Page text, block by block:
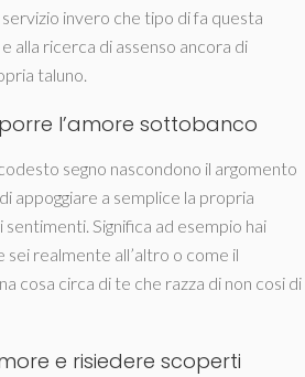
servizio invero che tipo di fa questa
alla ricerca di assenso ancora di
taluno.
l’amore sottobanco
segno nascondono il argomento
appoggiare a semplice la propria
Significa ad esempio hai
realmente all’altro o come il
cosa circa di te che razza di non cosi di
e risiedere scoperti